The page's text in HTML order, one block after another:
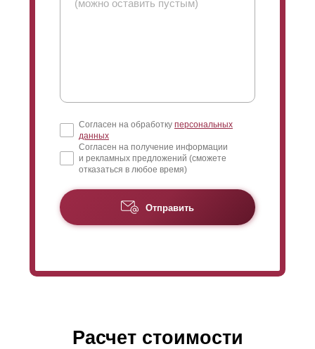
высота, которая в максимальном варианте составит
Согласен на обработку персональных
данных
Согласен на получение информации
и рекламных предложений (сможете
отказаться в любое время)
Отправить
Расчет стоимости